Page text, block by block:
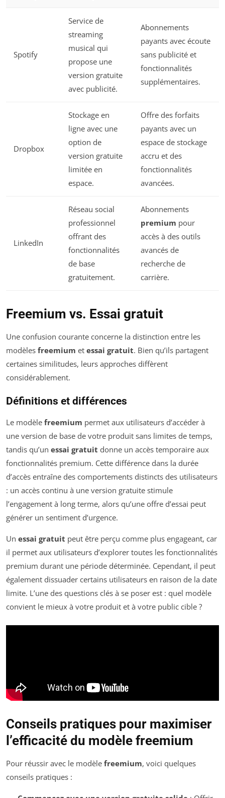
Spotify
Service de
streaming
musical qui
propose une
version gratuite
avec publicité.
Abonnements
payants avec écoute
sans publicité et
fonctionnalités
supplémentaires.
Dropbox
Stockage en
ligne avec une
option de
version gratuite
limitée en
espace.
Offre des forfaits
payants avec un
espace de stockage
accru et des
fonctionnalités
avancées.
LinkedIn
Réseau social
professionnel
offrant des
fonctionnalités
de base
gratuitement.
Abonnements
premium pour
accès à des outils
avancés de
recherche de
carrière.
Freemium vs. Essai gratuit
Une confusion courante concerne la distinction entre les
modèles freemium et essai gratuit. Bien qu’ils partagent
certaines similitudes, leurs approches diffèrent
considérablement.
Définitions et différences
Le modèle freemium permet aux utilisateurs d’accéder à
une version de base de votre produit sans limites de temps,
tandis qu’un essai gratuit donne un accès temporaire aux
fonctionnalités premium. Cette différence dans la durée
d’accès entraîne des comportements distincts des utilisateurs
: un accès continu à une version gratuite stimule
l’engagement à long terme, alors qu’une offre d’essai peut
générer un sentiment d’urgence.
Un essai gratuit peut être perçu comme plus engageant, car
il permet aux utilisateurs d’explorer toutes les fonctionnalités
premium durant une période déterminée. Cependant, il peut
également dissuader certains utilisateurs en raison de la date
limite. L’une des questions clés à se poser est : quel modèle
convient le mieux à votre produit et à votre public cible ?
Conseils pratiques pour maximiser
l’efficacité du modèle freemium
Pour réussir avec le modèle freemium, voici quelques
conseils pratiques :